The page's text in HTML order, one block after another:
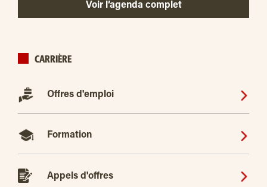
Voir l’agenda complet
CARRIÈRE
Offres d'emploi
Formation
Appels d'offres